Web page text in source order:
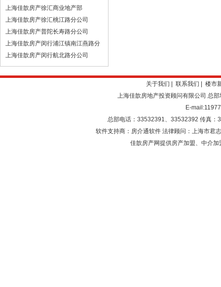
上海佳歆房产徐汇商业地产部
上海佳歆房产徐汇桃江路分公司
上海佳歆房产普陀长寿路分公司
上海佳歆房产闵行浦江镇南江燕路分
上海佳歆房产闵行航北路分公司
关于我们 | 联系我们 | 楼市
上海佳歆房地产投资顾问有限公司 总
E-
总部电话：33532391、33532392 传真
软件支持商：房介通软件 法律顾问：上海市君
佳歆房产网提供房产加盟、中介